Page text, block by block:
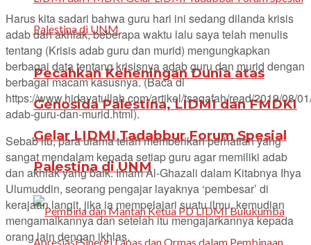
Pecahkan Keheningan Dunia atas
Genosida Palestina, LIDMI dan FMDKI
Gelar LIDMI Tadabbur Forum Spesial
Palestina di UNM
Harus kita sadari bahwa guru hari ini sedang dilanda krisis
adab dan akhlak, beberapa waktu lalu saya telah menulis
tentang (Krisis adab guru dan murid) mengungkapkan
berbagai data tentang krisisnya adab guru dan murid dengan
berbagai macam kasusnya. (Baca di
https://www.hidayatullah.com/artikel/tsaqafah/read/2019/08/
adab-guru-dan-murid.html).
Sebab itu, para ulama telah memberikan perhatian yang
sangat mendalam kepada setiap guru agar memiliki adab
dan akhlak yang baik. Imam Al-Ghazali dalam Kitabnya Ihya
Ulumuddin, seorang pengajar layaknya ‘pembesar’ di
kerajaan langit, jika ia mempelajari suatu ilmu, kemudian
mengamalkannya dan setelah itu mengajarkannya kepada
orang lain dengan ikhlas.